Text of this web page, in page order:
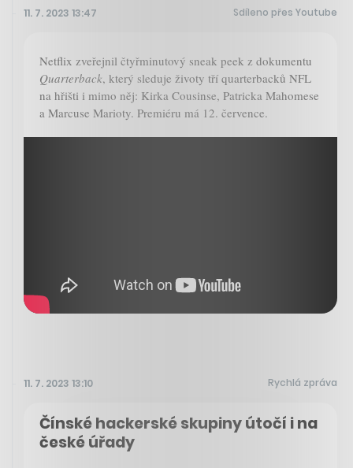
11. 7. 2023 13:47 Sdíleno přes Youtube
Netflix zveřejnil čtyřminutový sneak peek z dokumentu
Quarterback, který sleduje životy tří quarterbacků NFL
na hřišti i mimo něj: Kirka Cousinse, Patricka Mahomese
a Marcuse Marioty. Premiéru má 12. července.
11. 7. 2023 13:10 Rychlá zpráva
Čínské hackerské skupiny útočí i na
české úřady